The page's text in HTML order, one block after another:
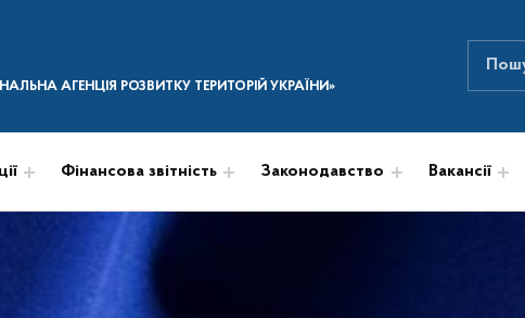
АГЕНЦІЯ РОЗВИТКУ ТЕРИТОРІЙ УКРАЇНИ»
ПОШУК НА САЙТІ
Пошук:
Фінансова звітність Законодавство Вакансії